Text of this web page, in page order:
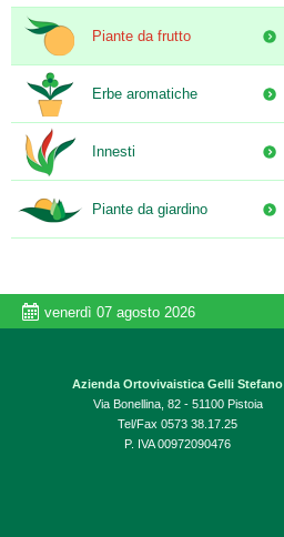
Piante da frutto
Erbe aromatiche
Innesti
Piante da giardino
venerdì 07 agosto 2026
Azienda Ortovivaistica Gelli Stefano
Via Bonellina, 82 - 51100 Pistoia
Tel/Fax 0573 38.17.25
P. IVA 00972090476